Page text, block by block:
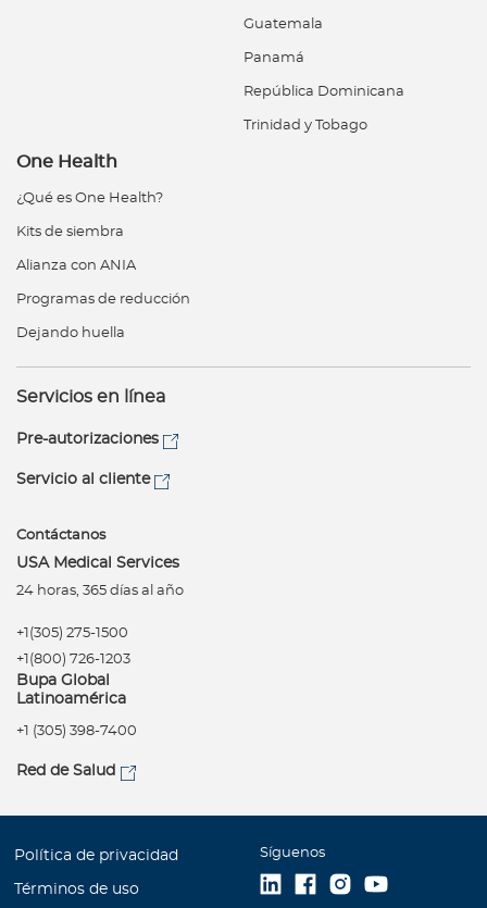
Guatemala
Panamá
República Dominicana
Trinidad y Tobago
One Health
¿Qué es One Health?
Kits de siembra
Alianza con ANIA
Programas de reducción
Dejando huella
Servicios en línea
Pre-autorizaciones
Servicio al cliente
Contáctanos
USA Medical Services
24 horas, 365 días al año
+1(305) 275-1500
+1(800) 726-1203
Bupa Global
Latinoamérica
+1 (305) 398-7400
Red de Salud
Política de privacidad
Términos de uso
Síguenos